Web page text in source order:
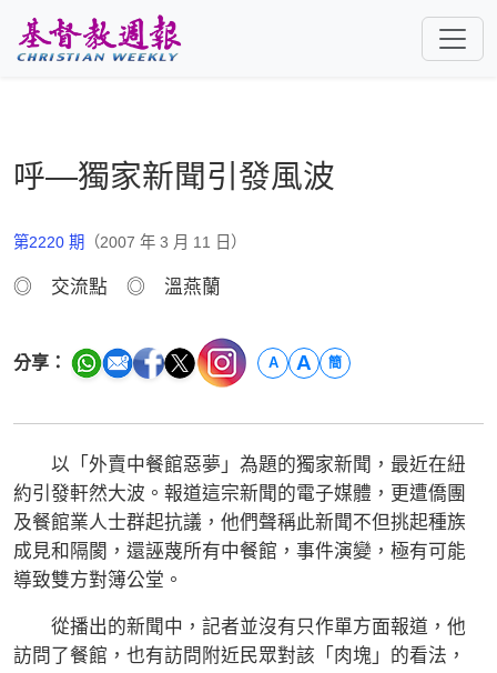
呼—獨家新聞引發風波
第2220 期 （2007 年 3 月 11 日）
◎ 交流點 ◎ 溫燕蘭
分享： A A 簡
以「外賣中餐館惡夢」為題的獨家新聞，最近在紐
約引發軒然大波。報道這宗新聞的電子媒體，更遭僑團
及餐館業人士群起抗議，他們聲稱此新聞不但挑起種族
成見和隔閡，還誣蔑所有中餐館，事件演變，極有可能
導致雙方對簿公堂。
從播出的新聞中，記者並沒有只作單方面報道，他
訪問了餐館，也有訪問附近民眾對該「肉塊」的看法，